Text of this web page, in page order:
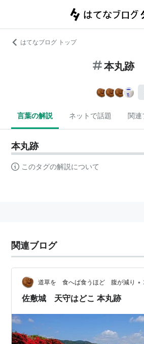
はてなブログ トップ
本丸跡
言葉の解説 ネットで話題 関連
本丸跡
このタグの解説について
関連ブログ
道草を 食へば食うほど 腹が減り •
佐敷城 天守はどこ 本丸跡